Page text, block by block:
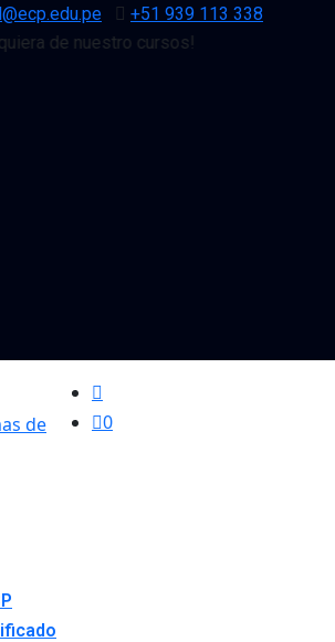
+51 939 113 338
de nuestro cursos!
0